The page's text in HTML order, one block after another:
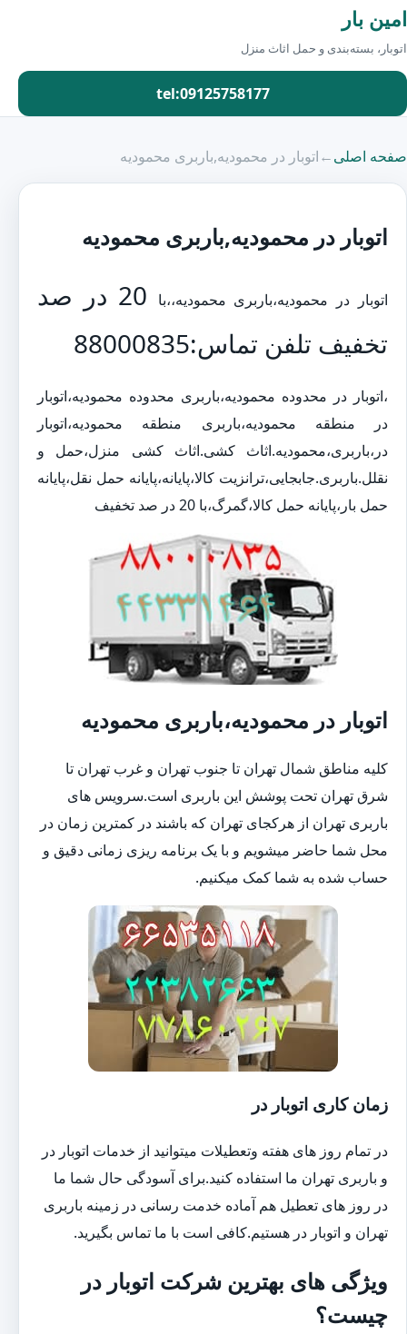
امین بار
اتوبار، بسته‌بندی و حمل اثاث منزل
tel:09125758177
صفحه اصلی←اتوبار در محمودیه,باربری محمودیه
اتوبار در محمودیه,باربری محمودیه
اتوبار در محمودیه،باربری محمودیه،،با
20 در صد
تخفیف تلفن تماس:88000835
،اتوبار در محدوده محمودیه،باربری محدوده محمودیه،اتوبار
در منطقه محمودیه،باربری منطقه محمودیه،اتوبار
در،باربری،محمودیه.اثاث کشی.اثاث کشی منزل،حمل و
نقلل.باربری.جابجایی،ترانزیت کالا،پایانه،پایانه حمل نقل،پایانه
حمل بار،پایانه حمل کالا،گمرگ،با 20 در صد تخفیف
اتوبار در محمودیه،باربری محمودیه
کلیه مناطق شمال تهران تا جنوب تهران و غرب تهران تا
شرق تهران تحت پوشش این باربری است.سرویس های
باربری تهران از هرکجای تهران که باشند در کمترین زمان در
محل شما حاضر میشویم و با یک برنامه ریزی زمانی دقیق و
حساب شده به شما کمک میکنیم.
زمان کاری اتوبار در
در تمام روز های هفته وتعطیلات میتوانید از خدمات اتوبار در
و باربری تهران ما استفاده کنید.برای آسودگی حال شما ما
در روز های تعطیل هم آماده خدمت رسانی در زمینه باربری
تهران و اتوبار در هستیم.کافی است با ما تماس بگیرید.
ویژگی های بهترین شرکت اتوبار در
چیست؟